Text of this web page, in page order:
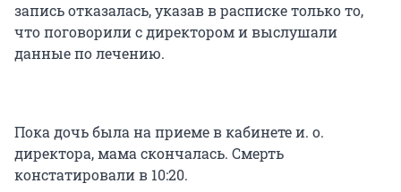
запись отказалась, указав в расписке только то,
что поговорили с директором и выслушали
данные по лечению.
Пока дочь была на приеме в кабинете и. о.
директора, мама скончалась. Смерть
констатировали в 10:20.